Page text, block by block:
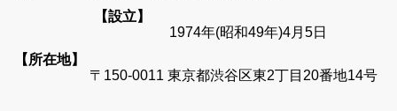
【設立】
1974年(昭和49年)4月5日
【所在地】
〒150-0011 東京都渋谷区東2丁目20番地14号